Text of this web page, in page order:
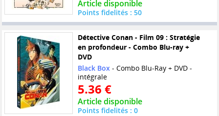
Article disponible
Points fidelités : 50
Détective Conan - Film 09 : Stratégie
en profondeur - Combo Blu-ray +
DVD
Black Box- Combo Blu-Ray + DVD -
intégrale
5.36 €
Article disponible
Points fidelités : 0